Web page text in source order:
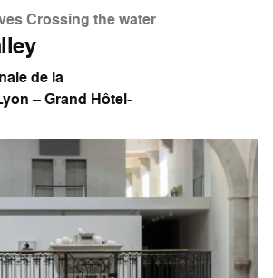
Crossing the water
de la
– Grand Hôtel-